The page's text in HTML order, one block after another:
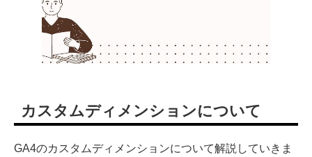
カスタムディメンションについて
GA4のカスタムディメンションについて解説していきま